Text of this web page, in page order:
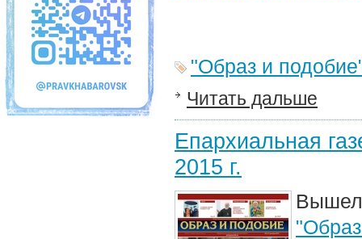
"Образ и
Читать дальше
Епархиальная
2015 г.
Вышел